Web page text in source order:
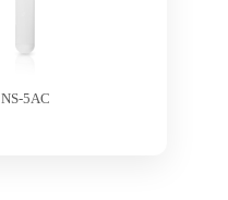
NS-5AC